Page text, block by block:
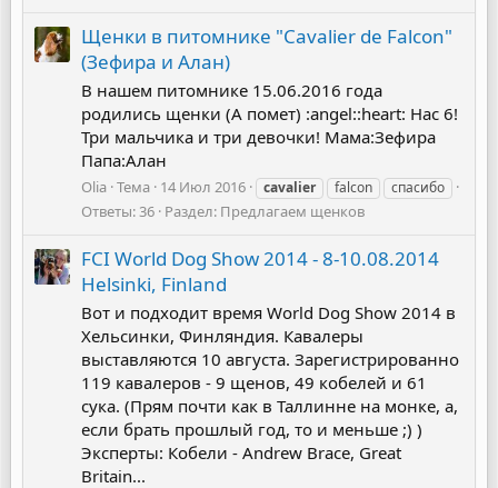
Щенки в питомнике "Cavalier de Falcon"
(Зефира и Алан)
В нашем питомнике 15.06.2016 года
родились щенки (А помет) :angel::heart: Нас 6!
Три мальчика и три девочки! Мама:Зефира
Папа:Алан
Olia Тема 14 Июл 2016 cavalier falcon спасибо
Ответы: 36 Раздел: Предлагаем щенков
FCI World Dog Show 2014 - 8-10.08.2014
Helsinki, Finland
Вот и подходит время World Dog Show 2014 в
Хельсинки, Финляндия. Кавалеры
выставляются 10 августа. Зарегистрированно
119 кавалеров - 9 щенов, 49 кобелей и 61
сука. (Прям почти как в Таллинне на монке, а,
если брать прошлый год, то и меньше ;) )
Эксперты: Кобели - Andrew Brace, Great
Britain...